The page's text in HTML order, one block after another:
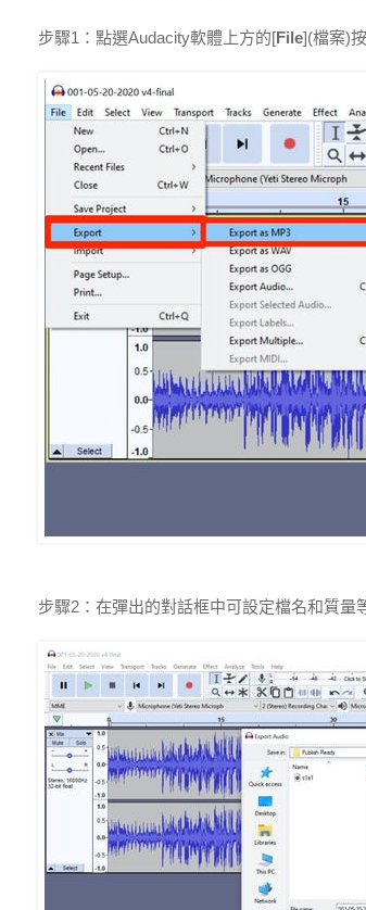
步驟1：點選Audacity軟體上方的[File](檔案)
步驟2：在彈出的對話框中可設定檔名和質量